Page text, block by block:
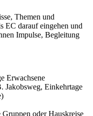
Themen und
EC darauf eingehen und
Impulse, Begleitung
Erwachsene
Jakobsweg, Einkehrtage
oder Hauskreise